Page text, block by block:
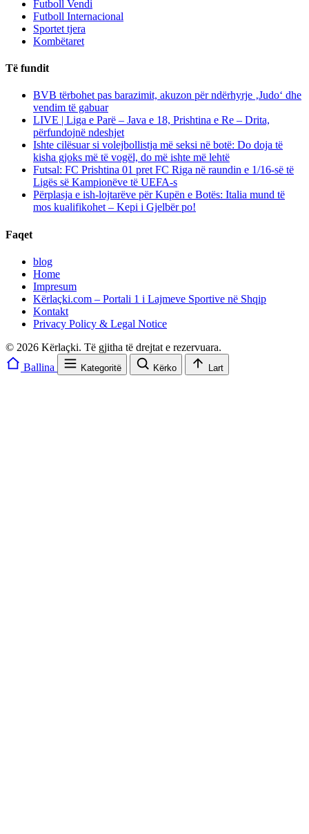
Futboll Vendi
Futboll Internacional
Sportet tjera
Kombëtaret
Të fundit
BVB tërbohet pas barazimit, akuzon për ndërhyrje ‚Judo‘ dhe
vendim të gabuar
LIVE | Liga e Parë – Java e 18, Prishtina e Re – Drita,
përfundojnë ndeshjet
Ishte cilësuar si volejbollistja më seksi në botë: Do doja të
kisha gjoks më të vogël, do më ishte më lehtë
Futsal: FC Prishtina 01 pret FC Riga në raundin e 1/16-së të
Ligës së Kampionëve të UEFA-s
Përplasja e ish-lojtarëve për Kupën e Botës: Italia mund të
mos kualifikohet – Kepi i Gjelbër po!
Faqet
blog
Home
Impresum
Kërlaçki.com – Portali 1 i Lajmeve Sportive në Shqip
Kontakt
Privacy Policy & Legal Notice
© 2026 Kërlaçki. Të gjitha të drejtat e rezervuara.
Ballina
Kategoritë Kërko Lart